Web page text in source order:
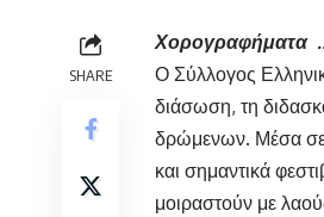
SHARE
Χορογραφήματα
Ο Σύλλογος
διάσωση, τη
δρώμενων. Μέσα σε
και σημαντικά
μοιραστούν με